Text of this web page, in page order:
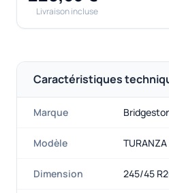
Livraison incluse
Caractéristiques
Marque
Modèle TURANZA
Dimension 245/45